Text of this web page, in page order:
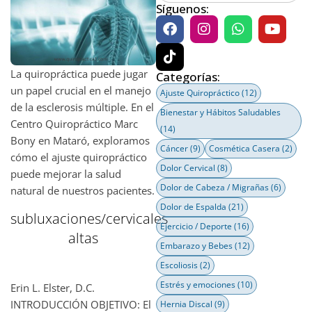
La quiropráctica puede jugar
un papel crucial en el manejo
de la esclerosis múltiple. En el
Centro Quiropráctico Marc
Bony en Mataró, exploramos
cómo el ajuste quiropráctico
puede mejorar la salud
natural de nuestros pacientes.
subluxaciones/cervicales
altas
Erin L. Elster, D.C.
INTRODUCCIÓN OBJETIVO: El
Síguenos:
Categorías:
Ajuste Quiropráctico(12)
Bienestar y Hábitos Saludables
(14)
Cáncer(9) Cosmética Casera (2)
Dolor Cervical (8)
Dolor de Cabeza / Migrañas(6)
Dolor de Espalda (21)
Ejercicio / Deporte (16)
Embarazo y Bebes(12)
Escoliosis(2)
Estrés y emociones(10)
Hernia Discal (9)